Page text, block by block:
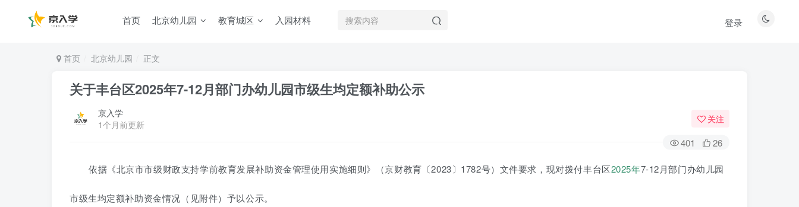
首页 北京幼儿园 教育城区 入园材料 登录
首页 北京幼儿园 正文
关于丰台区2025年7-12月部门办幼儿园市级生均定额补助公示
京入学
1个月前更新
关注
401 26
依据《北京市市级财政支持学前教育发展补助资金管理使用实施细则》（京财教育〔2023〕1782号）文件要求，现对拨付丰台区2025年7-12月部门办幼儿园
市级生均定额补助资金情况（见附件）予以公示。